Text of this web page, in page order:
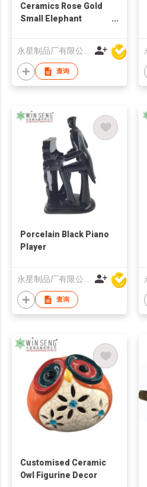
Ceramics Rose Gold
Small Elephant
查询
Porcelain Black Piano
Player
永星制品厂有限公司
查询
Customised Ceramic
Owl Figurine Decor